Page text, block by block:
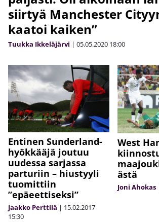
siirtyä Manchester
kaatoi kaiken”
Tuukka Ikkeläjärvi | 05.05.2020 18:00
Entinen Sunderland-
hyökkääjä joutuu
uudessa sarjassa
parturiin – hiustyyli
tuomittiin
”epäeettiseksi”
Jaakko Perttilä | 15.02.2017
15:30
West
ästä
Joni Ahokas